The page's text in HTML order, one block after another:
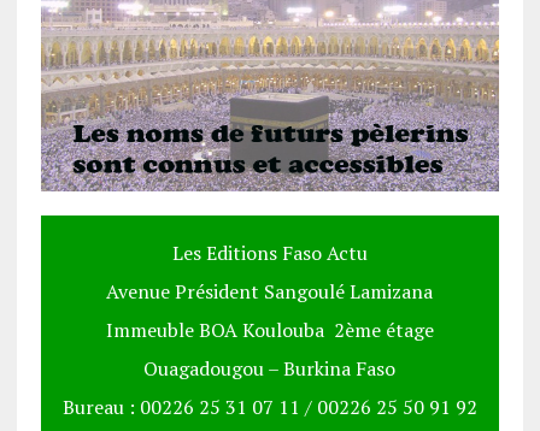
Les Editions Faso Actu
Avenue Président Sangoulé Lamizana
Immeuble BOA Koulouba 2ème étage
Ouagadougou – Burkina Faso
Bureau : 00226 25 31 07 11 / 00226 25 50 91 92